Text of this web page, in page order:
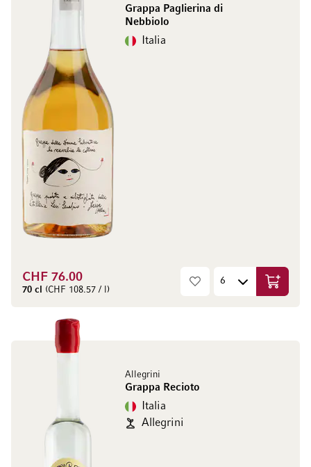
Grappa Paglierina di
Nebbiolo
Italia
CHF 76.00
70 cl (CHF 108.57 / l)
Allegrini
Grappa Recioto
Italia
Allegrini